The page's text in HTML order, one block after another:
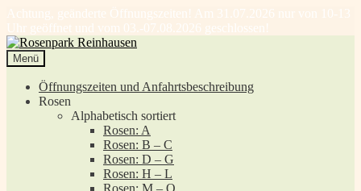
Achtung, geänderte Öffnungszeiten! Am 31.07.2026 nur von 10-13
Uhr geöffnet und vom 03.-07.08.2026 geschlossen!
Zur
Navigation
springen
Zum
Inhalt
springen
Menü
Öffnungszeiten und Anfahrtsbeschreibung
Rosen
Alphabetisch sortiert
Rosen: A
Rosen: B – C
Rosen: D – G
Rosen: H – L
Rosen: M – O